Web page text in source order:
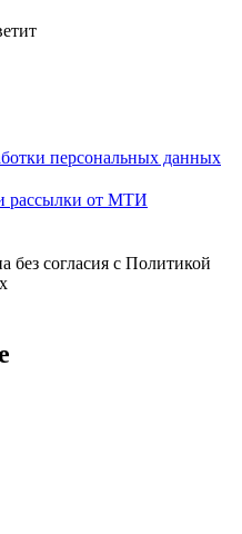
персональных данных
рассылки от МТИ
без согласия с Политикой